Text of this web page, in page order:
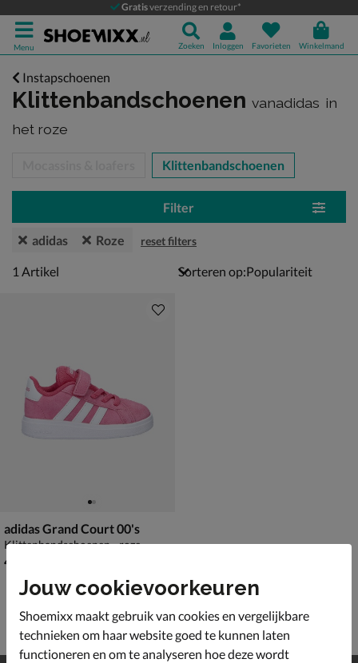
Gratisverzending en retour*
Menu Zoeken Inloggen Favorieten Winkelmand
Instapschoenen
Klittenbandschoenen vanadidas in
het roze
Klittenbandschoenen
Filter
adidas Roze reset filters
1 artikel
1 Artikel Sorteren op:
adidas Grand Court 00's
Klittenbandschoenen - roze
€ 49,99
49
Jouw cookievoorkeuren
Shoemixx maakt gebruik van cookies en vergelijkbare
technieken om haar website goed te kunnen laten
functioneren en om te analyseren hoe deze wordt